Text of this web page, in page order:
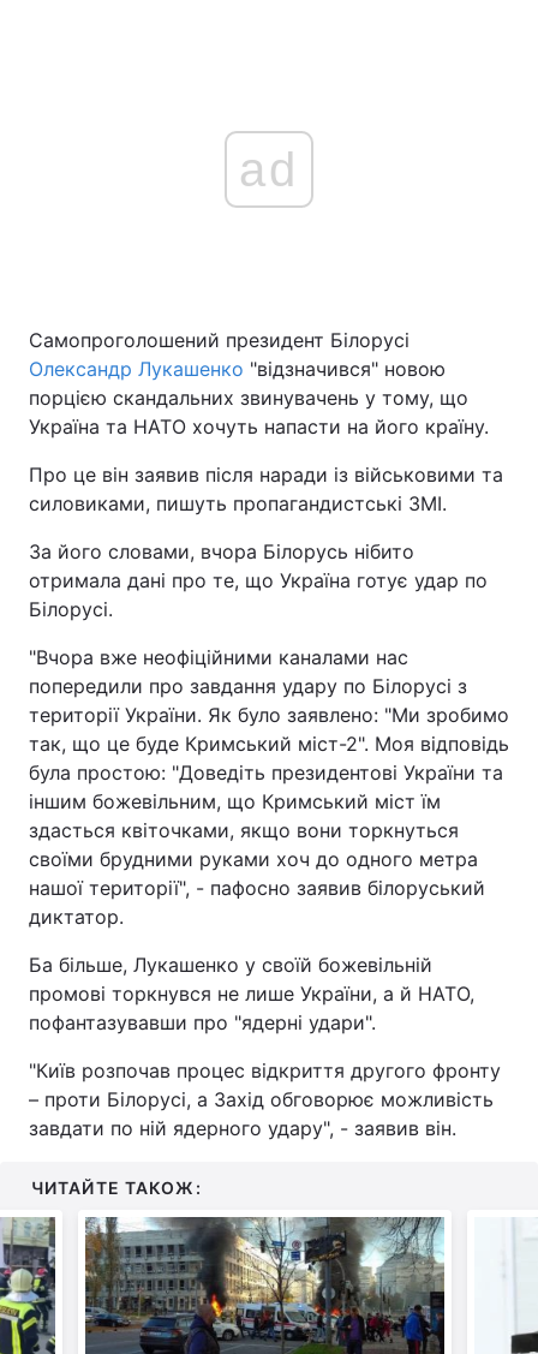
ad
Самопроголошений президент Білорусі
Олександр Лукашенко "відзначився" новою
порцією скандальних звинувачень у тому, що
Україна та НАТО хочуть напасти на його країну.
Про це він заявив після наради із військовими та
силовиками, пишуть пропагандистські ЗМІ.
За його словами, вчора Білорусь нібито
отримала дані про те, що Україна готує удар по
Білорусі.
"Вчора вже неофіційними каналами нас
попередили про завдання удару по Білорусі з
території України. Як було заявлено: "Ми зробимо
так, що це буде Кримський міст-2". Моя відповідь
була простою: "Доведіть президентові України та
іншим божевільним, що Кримський міст їм
здасться квіточками, якщо вони торкнуться
своїми брудними руками хоч до одного метра
нашої території", - пафосно заявив білоруський
диктатор.
Ба більше, Лукашенко у своїй божевільній
промові торкнувся не лише України, а й НАТО,
пофантазувавши про "ядерні удари".
"Київ розпочав процес відкриття другого фронту
– проти Білорусі, а Захід обговорює можливість
завдати по ній ядерного удару", - заявив він.
ЧИТАЙТЕ ТАКОЖ: